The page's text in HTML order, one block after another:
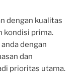
dengan kualitas
kondisi prima.
dengan
dan
prioritas utama.